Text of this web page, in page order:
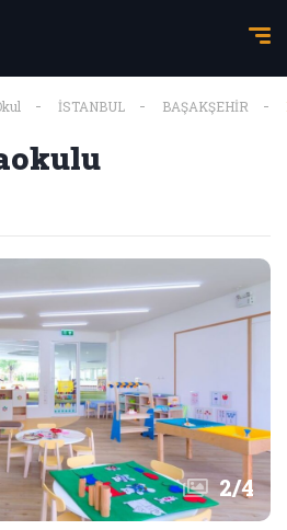
İSTANBUL BAŞAKŞEHİR
2/4